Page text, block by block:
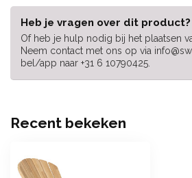
Heb je vragen over dit product?
Of heb je hulp nodig bij het plaatsen
Neem contact met ons op via
bel/app naar +31 6 10790425.
Recent bekeken